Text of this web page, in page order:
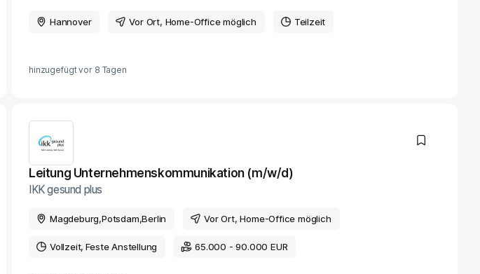
Hannover Vor Ort, Home-Office möglich Teilzeit
hinzugefügt vor 8 Tagen
Leitung Unternehmenskommunikation (m/w/d)
IKK gesund plus
Magdeburg,Potsdam,Berlin Vor Ort, Home-Office möglich
Vollzeit Feste Anstellung 65.000 - 90.000 EUR